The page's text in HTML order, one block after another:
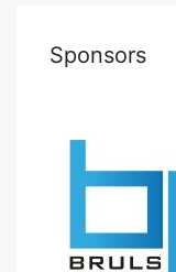
Sponsors